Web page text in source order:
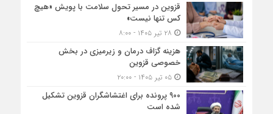
قزوین در مسیر تحول سلامت با پویش «هیچ‌
کس تنها نیست»
هزینه‌ گزاف درمان و زیرمیزی در بخش
خصوصی قزوین
۰۵ تیر ۱۴۰۵ - ۲۰:۰۰
۹۰۰ پرونده برای اغتشاشگران قزوین تشکیل
شده است